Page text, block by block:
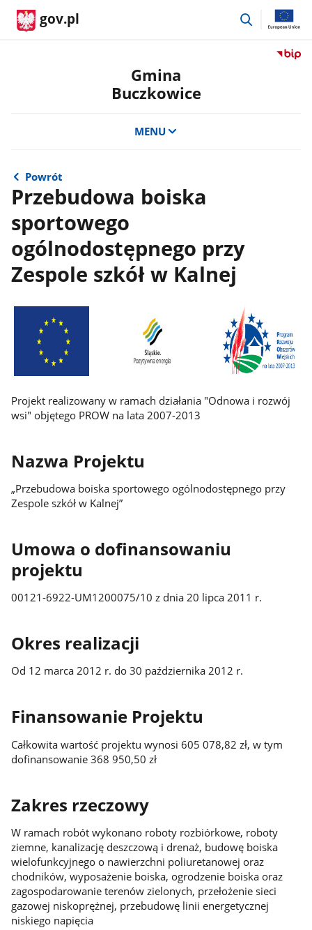
gov.pl
przejdź
Przejdź
Gmina
Buczkowice
MENU
Powrót
Przebudowa boiska
sportowego
ogólnodostępnego przy
Zespole szkół w Kalnej
Projekt realizowany w ramach działania "Odnowa i rozwój
wsi" objętego PROW na lata 2007-2013
Nazwa Projektu
„Przebudowa boiska sportowego ogólnodostępnego przy
Zespole szkół w Kalnej”
Umowa o dofinansowaniu
projektu
00121-6922-UM1200075/10 z dnia 20 lipca 2011 r.
Okres realizacji
Od 12 marca 2012 r. do 30 października 2012 r.
Finansowanie Projektu
Całkowita wartość projektu wynosi 605 078,82 zł, w tym
dofinansowanie 368 950,50 zł
Zakres rzeczowy
W ramach robót wykonano roboty rozbiórkowe, roboty
ziemne, kanalizację deszczową i drenaż, budowę boiska
wielofunkcyjnego o nawierzchni poliuretanowej oraz
chodników, wyposażenie boiska, ogrodzenie boiska oraz
zagospodarowanie terenów zielonych, przełożenie sieci
gazowej niskoprężnej, przebudowę linii energetycznej
niskiego napięcia